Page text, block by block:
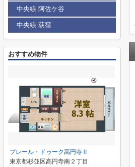
中央線 阿佐ケ谷
中央線 荻窪
おすすめ物件
プレール・ドゥーク高円寺Ⅱ
東京都杉並区高円寺南２丁目